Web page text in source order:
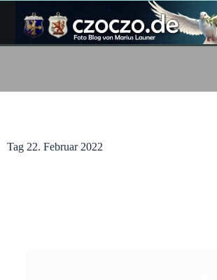
Inhalt
springen
Tag 22. Februar 2022